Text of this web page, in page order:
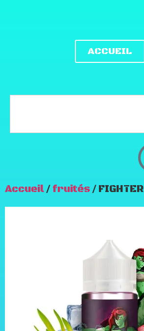
ACCUEIL
Accueil/ fruités/